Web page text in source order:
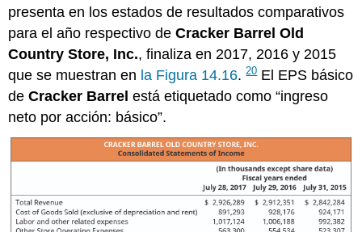
presenta en los estados de resultados comparativos
para el año respectivo deCracker Barrel Old
Country Store, Inc., finaliza en 2017, 2016 y 2015
que se muestran en la Figura 14.16.20El EPS básico
deCracker Barrel está etiquetado como “ingreso
neto por acción: básico”.